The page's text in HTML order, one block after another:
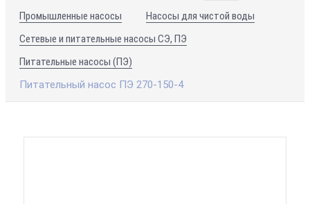
Промышленные насосы
Насосы для чистой воды
Сетевые и питательные насосы СЭ, ПЭ
Питательные насосы (ПЭ)
Питательный насос ПЭ 270-150-4